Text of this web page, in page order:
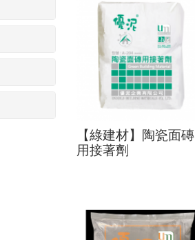
【綠建材】陶瓷面磚
用接著劑